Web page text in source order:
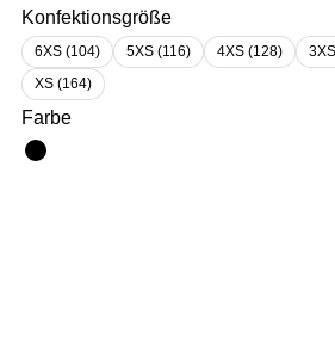
Konfektionsgröße
6XS (104) 5XS (116) 4XS (128)
XS (164)
Farbe